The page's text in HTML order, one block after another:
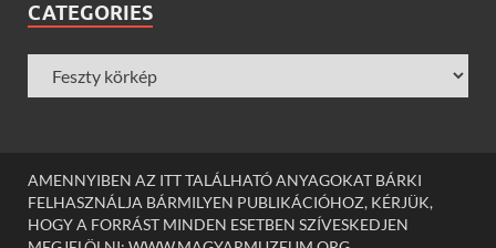
CATEGORIES
AMENNYIBEN AZ ITT TALÁLHATÓ ANYAGOKAT BÁRKI
FELHASZNÁLJA BÁRMILYEN PUBLIKÁCIÓHOZ, KÉRJÜK,
HOGY A FORRÁST MINDEN ESETBEN SZÍVESKEDJEN